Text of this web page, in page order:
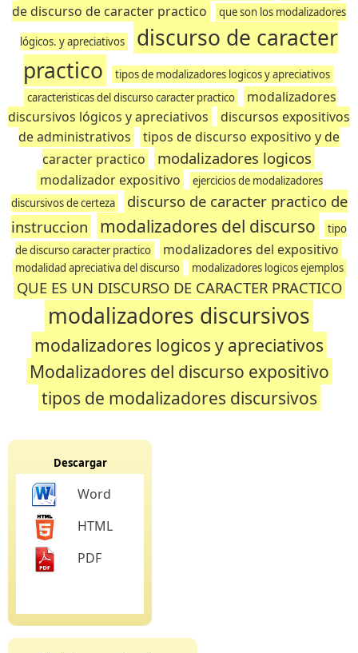
de discurso de caracter practico
que son los modalizadores
lógicos. y apreciativos
discurso de caracter
practico
tipos de modalizadores logicos y apreciativos
caracteristicas del discurso caracter practico
modalizadores
discursivos lógicos y apreciativos
discursos expositivos
de administrativos
tipos de discurso expositivo y de
caracter practico
modalizadores logicos
modalizador expositivo
ejercicios de modalizadores
discursivos de certeza
discurso de caracter practico de
instruccion
modalizadores del discurso
tipo
de discurso caracter practico
modalizadores del expositivo
modalidad apreciativa del discurso modalizadores logicos ejemplos
QUE ES UN DISCURSO DE CARACTER PRACTICO
modalizadores discursivos
modalizadores logicos y apreciativos
Modalizadores del discurso expositivo
tipos de modalizadores discursivos
Descargar
Word
HTML
PDF